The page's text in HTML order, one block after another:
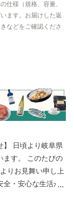
仕様（規格、容量、
ます。お届けした返
などをご確認くださ
】 日頃より岐阜県
たびの
りお見舞い申し上
・安心な生活が